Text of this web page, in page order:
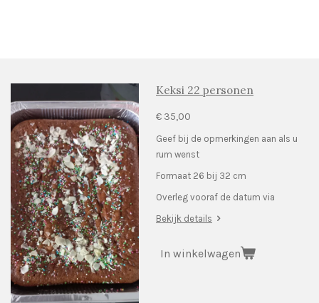
Keksi 22 personen
€ 35,00
Geef bij de opmerkingen aan als u
rum wenst
Formaat 26 bij 32 cm
Overleg vooraf de datum via
Bekijk details
In winkelwagen